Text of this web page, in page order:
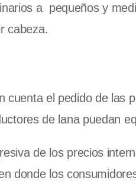
a pequeños y
cabeza.
el pedido de las
de lana puedan
de los precios
donde los